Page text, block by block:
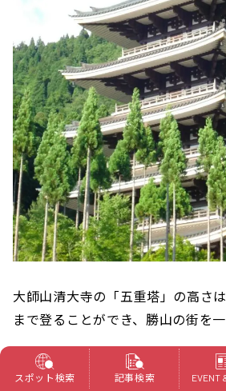
大師山清大寺の「五重塔」の高さ
まで登ることができ、勝山の街を一
スポット検索 記事検索 EVENT